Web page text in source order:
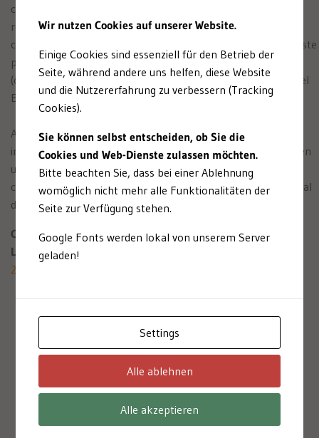
como entidad de Derecho público, lo que significa el
reconocimiento constitucional de su igualdad respecto a las
comunidades religiosas. El hecho de que se haya concedido este
privilegiado estatus a unaWeltanschauungsgemeinschaft
(organización no confesional) es una primicia en la historia del
Estado de Berlín.
Apoyamos a la HVD en la concepción, planificación e
implementación de la ceremonia oficial de reconocimiento, en
un evento de agradecimiento a la labor de los voluntarios,
como también un festival de calle con motivo del «Día Mundial
del Humanismo».
Cliente: Humanistischer Verband Deutschlands (HVD),
Landesverband Berlin-Brandenburg KdöR
2018
Un breve paseo por nuestra historia
2003
Wir nutzen Cookies auf unserer Website.
Einige Cookies sind essenziell für den Betrieb der
Seite, während andere uns helfen, diese Website
und die Nutzererfahrung zu verbessern (Tracking
Cookies).
Sie können selbst entscheiden, ob Sie die
Cookies und Web-Dienste zulassen möchten.
Bitte beachten Sie, dass bei einer Ablehnung
womöglich nicht mehr alle Funktionalitäten der
Seite zur Verfügung stehen.
Google Fonts werden lokal von unserem Server
geladen!
Settings
Alle ablehnen
Alle akzeptieren